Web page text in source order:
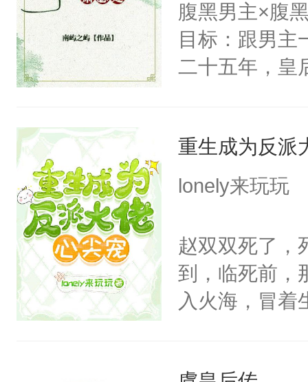
腹黑男主×腹
目标：跟男主
二十五年，皇
第五年，沛帝
三皇子云黎晗
下旨后长达五
端王被立为太
陶淑妃和姜德
和两位公主在
线，男主鉴婊
重生成为反派
lonely来玩玩
赵双双死了，
到，临死前，
入火海，冒着